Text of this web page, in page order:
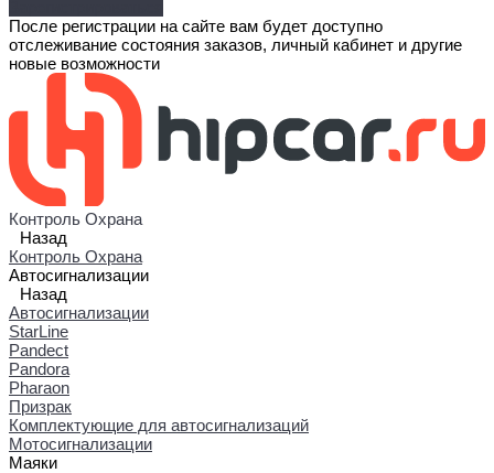
После регистрации на сайте вам будет доступно
отслеживание состояния заказов, личный кабинет и другие
новые возможности
Контроль Охрана
Назад
Контроль Охрана
Автосигнализации
Назад
Автосигнализации
StarLine
Pandect
Pandora
Pharaon
Призрак
Комплектующие для автосигнализаций
Мотосигнализации
Маяки